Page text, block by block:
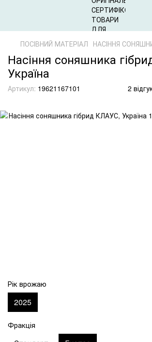
ПОСІВНИЙ МАТЕРІАЛ НАСІННЯ
Насіння соняшника
Україна
Артикул: 19621167101 2
Рік врожаю
2025
Фракція